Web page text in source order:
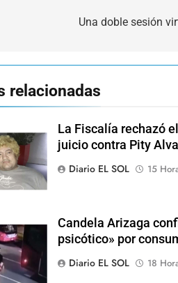
Una doble sesión
relacionadas
La Fiscalía rechazó
juicio contra Pity
Diario EL SOL
15
Candela Arizaga
psicótico» por
Diario EL SOL
18